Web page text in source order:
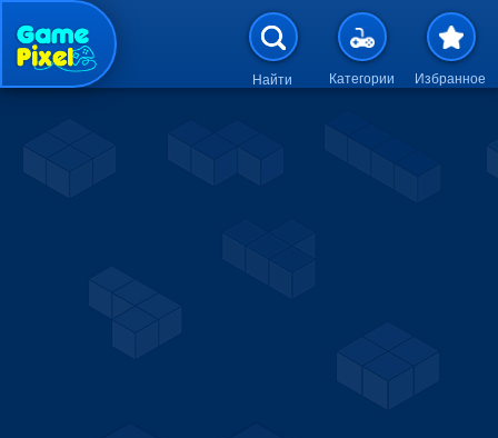
Перейти к основному
Найти Категории Избранное